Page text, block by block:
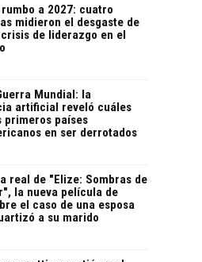
a 2027: cuatro
midieron el desgaste de
de liderazgo en el
Mundial: la
artificial reveló cuáles
primeros países
en ser derrotados
real de "Elize: Sombras de
la nueva película de
el caso de una esposa
a su marido